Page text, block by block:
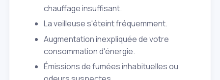
chauffage insuffisant.
La veilleuse s'éteint fréquemment.
Augmentation inexpliquée de votre
consommation d'énergie.
Émissions de fumées inhabituelles ou